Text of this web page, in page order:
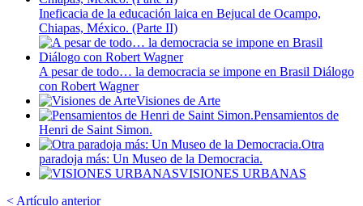
Ineficacia de la educación laica en Bejucal de Ocampo,
Chiapas, México. (Parte II)
A pesar de todo… la democracia se impone en Brasil Diálogo
con Robert Wagner
Visiones de Arte
Pensamientos de
Henri de Saint Simon.
Otra
paradoja más: Un Museo de la Democracia.
VISIONES URBANAS
< Artículo anterior